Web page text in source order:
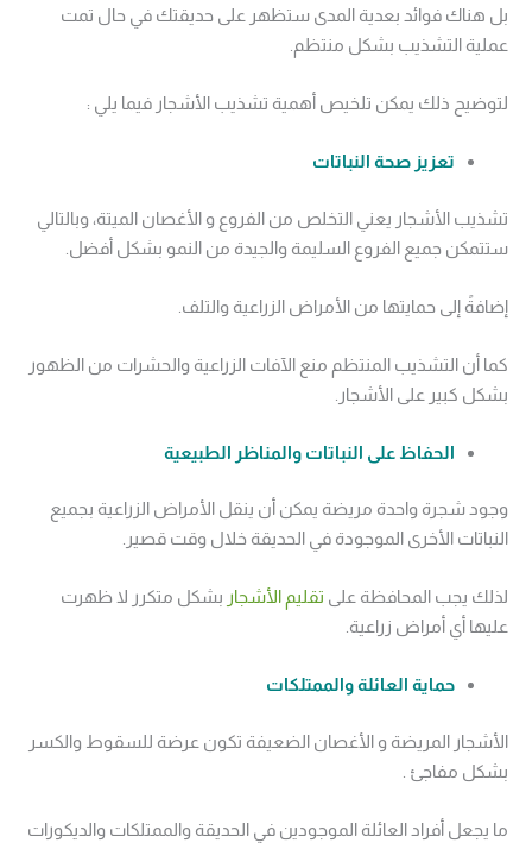
بل هناك فوائد بعدية المدى ستظهر على حديقتك في حال تمت
عملية التشذيب بشكل منتظم.
لتوضيح ذلك يمكن تلخيص أهمية تشذيب الأشجار فيما يلي :
تعزيز صحة النباتات
تشذيب الأشجار يعني التخلص من الفروع و الأغصان الميتة، وبالتالي
ستتمكن جميع الفروع السليمة والجيدة من النمو بشكل أفضل.
إضافةً إلى حمايتها من الأمراض الزراعية والتلف.
كما أن التشذيب المنتظم منع الآفات الزراعية والحشرات من الظهور
بشكل كبير على الأشجار.
الحفاظ على النباتات والمناظر الطبيعية
وجود شجرة واحدة مريضة يمكن أن ينقل الأمراض الزراعية بجميع
النباتات الأخرى الموجودة في الحديقة خلال وقت قصير.
لذلك يجب المحافظة على تقليم الأشجار بشكل متكرر لا ظهرت
عليها أي أمراض زراعية.
حماية العائلة والممتلكات
الأشجار المريضة و الأغصان الضعيفة تكون عرضة للسقوط والكسر
بشكل مفاجئ .
ما يجعل أفراد العائلة الموجودين في الحديقة والممتلكات والديكورات